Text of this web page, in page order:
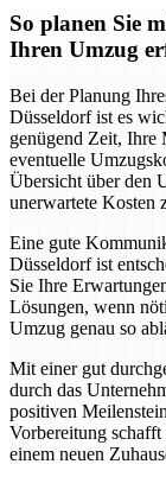
So planen Sie
Ihren Umzug
Bei der Planung
Düsseldorf ist es
genügend Zeit, Ihre
eventuelle
Übersicht über den
unerwartete Kosten
Eine gute
Düsseldorf ist
Sie Ihre
Lösungen, wenn
Umzug genau so
Mit einer gut
durch das
positiven
Vorbereitung schafft
einem neuen